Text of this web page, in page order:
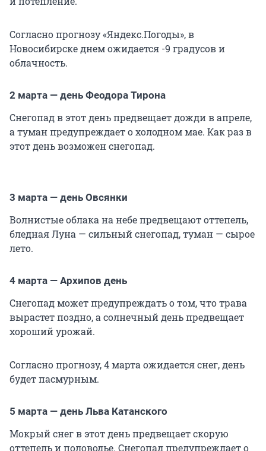
Согласно прогнозу «Яндекс.Погоды», в
Новосибирске днем ожидается -9 градусов и
облачность.
2 марта — день Феодора Тирона
Снегопад в этот день предвещает дожди в апреле,
а туман предупреждает о холодном мае. Как раз в
этот день возможен снегопад.
3 марта — день Овсянки
Волнистые облака на небе предвещают оттепель,
бледная Луна — сильный снегопад, туман — сырое
лето.
4 марта — Архипов день
Снегопад может предупреждать о том, что трава
вырастет поздно, а солнечный день предвещает
хороший урожай.
Согласно прогнозу, 4 марта ожидается снег, день
будет пасмурным.
5 марта — день Льва Катанского
Мокрый снег в этот день предвещает скорую
оттепель и половодье. Снегопад предупреждает о